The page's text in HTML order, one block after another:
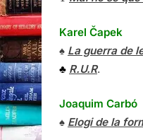
Karel Čapek
♠ La guerra de
♣ R.U.R.
Joaquim Carbó
♠ Elogi de la